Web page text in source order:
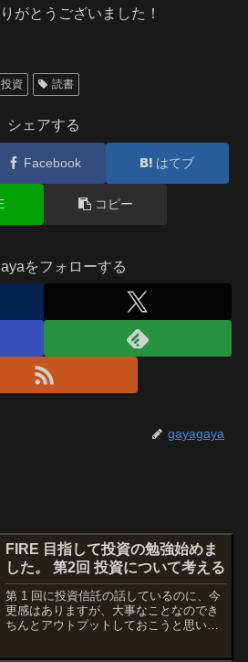
がとうございました！
投資 読書
シェアする
Facebook はてブ
コピー
をフォローする
gayagaya
FIRE 目指して投資の勉強始めま
した。 第2回 投資について考える
第 1 回に投資信託の話しているのに、今
更感はありますが、大事なことなのでき
ちんとアウトプットしておこうと思い、